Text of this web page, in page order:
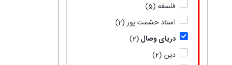
فلسفه (5)
استاد حشمت پور (2)
دریای وصال (2)
دین (2)